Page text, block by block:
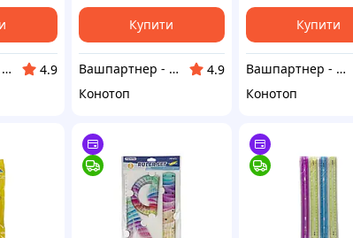
Вашпартнер - канцтовари, іграшки та дитяча книга, побутова хімія
4.9
Купити
Вашпартнер - канцтовари, іграшки та дитяча книга, побутова хімія
4.9
Конотоп
Купити
Вашпартнер - канцтовари, іграшки та дитяча книга, побутова хімія
Конотоп